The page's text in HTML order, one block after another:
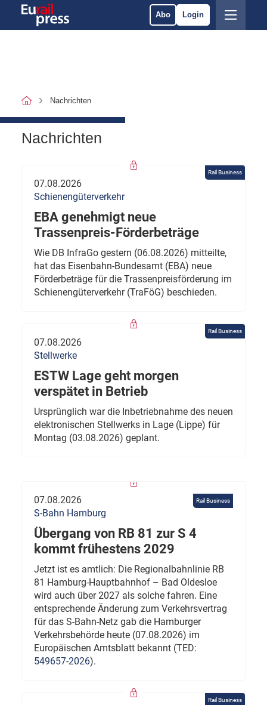
Abo Login
Nachrichten
Nachrichten
Rail Business
07.08.2026
Schienengüterverkehr
EBA genehmigt neue
Trassenpreis-Förderbeträge
Wie DB InfraGo gestern (06.08.2026) mitteilte,
hat das Eisenbahn-Bundesamt (EBA) neue
Förderbeträge für die Trassenpreisförderung im
Schienengüterverkehr (TraFöG) beschieden.
Rail Business
07.08.2026
Stellwerke
ESTW Lage geht morgen
verspätet in Betrieb
Ursprünglich war die Inbetriebnahme des neuen
elektronischen Stellwerks in Lage (Lippe) für
Montag (03.08.2026) geplant.
Rail Business
07.08.2026
S-Bahn Hamburg
Übergang von RB 81 zur S 4
kommt frühestens 2029
Jetzt ist es amtlich: Die Regionalbahnlinie RB
81 Hamburg-Hauptbahnhof – Bad Oldesloe
wird auch über 2027 als solche fahren. Eine
entsprechende Änderung zum Verkehrsvertrag
für das S-Bahn-Netz gab die Hamburger
Verkehrsbehörde heute (07.08.2026) im
Europäischen Amtsblatt bekannt (TED:
549657-2026).
Rail Business